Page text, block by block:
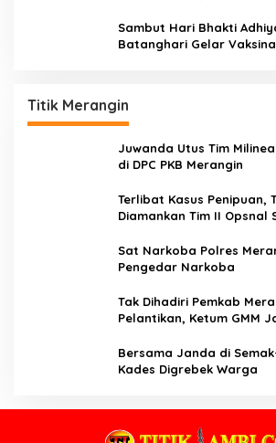
Sambut Hari Bhakti
Batanghari Gelar
Titik Merangin
Juwanda Utus Tim
di DPC PKB Merangin
Terlibat Kasus Penipuan,
Diamankan Tim II Opsnal
Sat Narkoba Polres
Pengedar Narkoba
Tak Dihadiri Pemkab
Pelantikan, Ketum GMM
Bersama Janda di
Kades Digrebek Warga